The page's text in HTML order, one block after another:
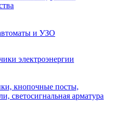
и УЗО
электроэнергии
кнопочные посты,
светосигнальная арматура